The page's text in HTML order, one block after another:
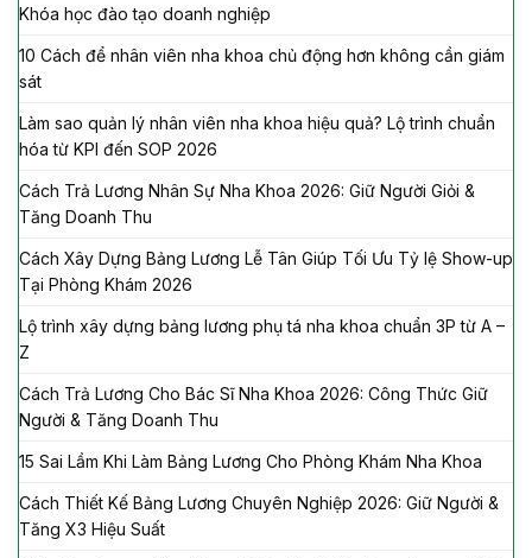
Khóa học đào tạo doanh nghiệp
10 Cách để nhân viên nha khoa chủ động hơn không cần giám
sát
Làm sao quản lý nhân viên nha khoa hiệu quả? Lộ trình chuẩn
hóa từ KPI đến SOP 2026
Cách Trả Lương Nhân Sự Nha Khoa 2026: Giữ Người Giỏi &
Tăng Doanh Thu
Cách Xây Dựng Bảng Lương Lễ Tân Giúp Tối Ưu Tỷ lệ Show-up
Tại Phòng Khám 2026
Lộ trình xây dựng bảng lương phụ tá nha khoa chuẩn 3P từ A –
Z
Cách Trả Lương Cho Bác Sĩ Nha Khoa 2026: Công Thức Giữ
Người & Tăng Doanh Thu
15 Sai Lầm Khi Làm Bảng Lương Cho Phòng Khám Nha Khoa
Cách Thiết Kế Bảng Lương Chuyên Nghiệp 2026: Giữ Người &
Tăng X3 Hiệu Suất